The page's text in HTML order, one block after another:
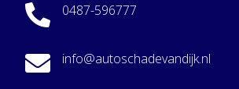
 0487-596777
 info@autoschadevandijk.nl